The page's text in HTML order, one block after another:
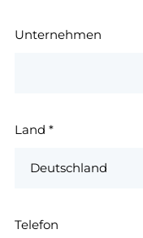
Unternehmen
Land *
Telefon